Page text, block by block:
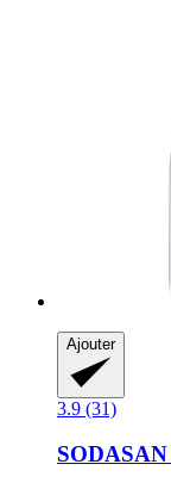
Ajouter
3.9 (31)
SODASAN